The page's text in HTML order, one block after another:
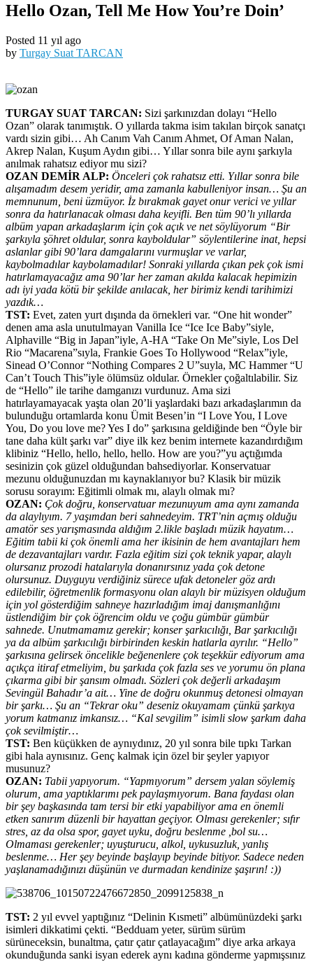
Hello Ozan, Tell Me How You’re Doin’
Posted 11 yıl ago
by Turgay Suat TARCAN
TURGAY SUAT TARCAN: Sizi şarkınızdan dolayı “Hello
Ozan” olarak tanımıştık. O yıllarda takma isim takılan birçok sanatçı
vardı sizin gibi… Ah Canım Vah Canım Ahmet, Of Aman Nalan,
Akrep Nalan, Kuşum Aydın gibi… Yıllar sonra bile aynı şarkıyla
anılmak rahatsız ediyor mu sizi?
OZAN DEMİR ALP: Önceleri çok rahatsız etti. Yıllar sonra bile
alışamadım desem yeridir, ama zamanla kabulleniyor insan… Şu an
memnunum, beni üzmüyor. İz bırakmak gayet onur verici ve yıllar
sonra da hatırlanacak olması daha keyifli. Ben tüm 90’lı yıllarda
albüm yapan arkadaşlarım için çok açık ve net söylüyorum “Bir
şarkıyla şöhret oldular, sonra kayboldular” söylentilerine inat, hepsi
aslanlar gibi 90’lara damgalarını vurmuşlar ve varlar,
kaybolmadılar kaybolamadılar! Sonraki yıllarda çıkan pek çok ismi
hatırlamayacağız ama 90’lar her zaman akılda kalacak hepimizin
adı iyi yada kötü bir şekilde anılacak, her birimiz kendi tarihimizi
yazdık…
TST: Evet, zaten yurt dışında da örnekleri var. “One hit wonder”
denen ama asla unutulmayan Vanilla Ice “Ice Ice Baby”siyle,
Alphaville “Big in Japan”iyle, A-HA “Take On Me”siyle, Los Del
Rio “Macarena”sıyla, Frankie Goes To Hollywood “Relax”iyle,
Sinead O’Connor “Nothing Compares 2 U”suyla, MC Hammer “U
Can’t Touch This”iyle ölümsüz oldular. Örnekler çoğaltılabilir. Siz
de “Hello” ile tarihe damganızı vurdunuz. Ama sizi
hatırlayamayacak yaşta olan 20’li yaşlardaki bazı arkadaşlarımın da
bulunduğu ortamlarda konu Ümit Besen’in “I Love You, I Love
You, Do you love me? Yes I do” şarkısına geldiğinde ben “Öyle bir
tane daha kült şarkı var” diye ilk kez benim internete kazandırdığım
klibiniz “Hello, hello, hello, hello. How are you?”yu açtığımda
sesinizin çok güzel olduğundan bahsediyorlar. Konservatuar
mezunu olduğunuzdan mı kaynaklanıyor bu? Klasik bir müzik
sorusu sorayım: Eğitimli olmak mı, alaylı olmak mı?
OZAN: Çok doğru, konservatuar mezunuyum ama aynı zamanda
da alaylıyım. 7 yaşımdan beri sahnedeyim. TRT’nin açmış olduğu
amatör ses yarışmasında aldığım 2.likle başladı müzik hayatım…
Eğitim tabii ki çok önemli ama her ikisinin de hem avantajları hem
de dezavantajları vardır. Fazla eğitim sizi çok teknik yapar, alaylı
olursanız prozodi hatalarıyla donanırsınız yada çok detone
olursunuz. Duyguyu verdiğiniz sürece ufak detoneler göz ardı
edilebilir, öğretmenlik formasyonu olan alaylı bir müzisyen olduğum
için yol gösterdiğim sahneye hazırladığım imaj danışmanlığını
üstlendiğim bir çok öğrencim oldu ve çoğu gümbür gümbür
sahnede. Unutmamamız gerekir; konser şarkıcılığı, Bar şarkıcılığı
ya da albüm şarkıcılığı birbirinden keskin hatlarla ayrılır. “Hello”
şarkısına gelirsek öncelikle beğenenlere çok teşekkür ediyorum ama
açıkça itiraf etmeliyim, bu şarkıda çok fazla ses ve yorumu ön plana
çıkarma gibi bir şansım olmadı. Sözleri çok değerli arkadaşım
Sevingül Bahadır’a ait… Yine de doğru okunmuş detonesi olmayan
bir şarkı… Şu an “Tekrar oku” deseniz okuyamam çünkü şarkıya
yorum katmanız imkansız… “Kal sevgilim” isimli slow şarkım daha
çok sevilmiştir…
TST: Ben küçükken de aynıydınız, 20 yıl sonra bile tıpkı Tarkan
gibi hala aynısınız. Genç kalmak için özel bir şeyler yapıyor
musunuz?
OZAN: Tabii yapıyorum. “Yapmıyorum” dersem yalan söylemiş
olurum, ama yaptıklarımı pek paylaşmıyorum. Bana faydası olan
bir şey başkasında tam tersi bir etki yapabiliyor ama en önemli
etken sanırım düzenli bir hayattan geçiyor. Olması gerekenler; sıfır
stres, az da olsa spor, gayet uyku, doğru beslenme ,bol su…
Olmaması gerekenler; uyuşturucu, alkol, uykusuzluk, yanlış
beslenme… Her şey beyinde başlayıp beyinde bitiyor. Sadece neden
yaşlanamadığınızı düşünün ve durmadan kendinize şaşırın! :))
TST: 2 yıl evvel yaptığınız “Delinin Kısmeti” albümünüzdeki şarkı
isimleri dikkatimi çekti. “Bedduam yeter, sürüm sürüm
sürüneceksin, bunaltma, çatır çatır çatlayacağım” diye arka arkaya
okunduğunda sanki isyan ederek aynı kadına gönderme yapmışsınız